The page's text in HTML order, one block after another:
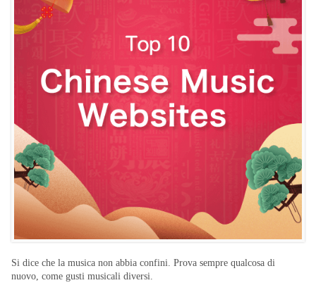
Si dice che la musica non abbia confini. Prova sempre qualcosa di
nuovo, come gusti musicali diversi.